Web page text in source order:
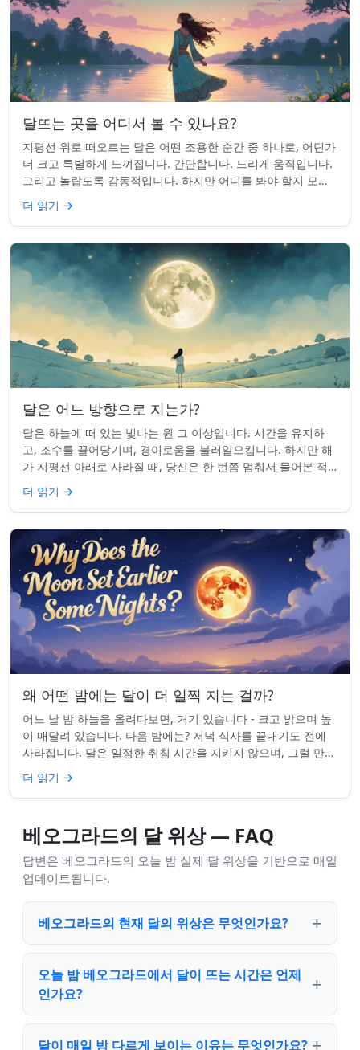
달뜨는 곳을 어디서 볼 수 있나요?
지평선 위로 떠오르는 달은 어떤 조용한 순간 중 하나로, 어딘가
더 크고 특별하게 느껴집니다. 간단합니다. 느리게 움직입니다.
그리고 놀랍도록 감동적입니다. 하지만 어디를 봐야 할지 모르
면 잡기 쉽지 않을 수 있습니...
더 읽기 →
달은 어느 방향으로 지는가?
달은 하늘에 떠 있는 빛나는 원 그 이상입니다. 시간을 유지하
고, 조수를 끌어당기며, 경이로움을 불러일으킵니다. 하지만 해
가 지평선 아래로 사라질 때, 당신은 한 번쯤 멈춰서 물어본 적
이 있나요: 그곳은 어디일까? ...
더 읽기 →
왜 어떤 밤에는 달이 더 일찍 지는 걸까?
어느 날 밤 하늘을 올려다보면, 거기 있습니다 - 크고 밝으며 높
이 매달려 있습니다. 다음 밤에는? 저녁 식사를 끝내기도 전에
사라집니다. 달은 일정한 취침 시간을 지키지 않으며, 그럴 만한
좋은 이유가 있습니다. ...
더 읽기 →
베오그라드의 달 위상 — FAQ
답변은 베오그라드의 오늘 밤 실제 달 위상을 기반으로 매일
업데이트됩니다.
베오그라드의 현재 달의 위상은 무엇인가요?
오늘 밤 베오그라드에서 달이 뜨는 시간은 언제
인가요?
달이 매일 밤 다르게 보이는 이유는 무엇인가요?